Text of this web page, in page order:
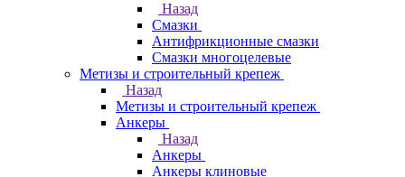
Назад
Смазки
Антифрикционные смазки
Смазки многоцелевые
Метизы и строительный крепеж
Назад
Метизы и строительный крепеж
Анкеры
Назад
Анкеры
Анкеры клиновые